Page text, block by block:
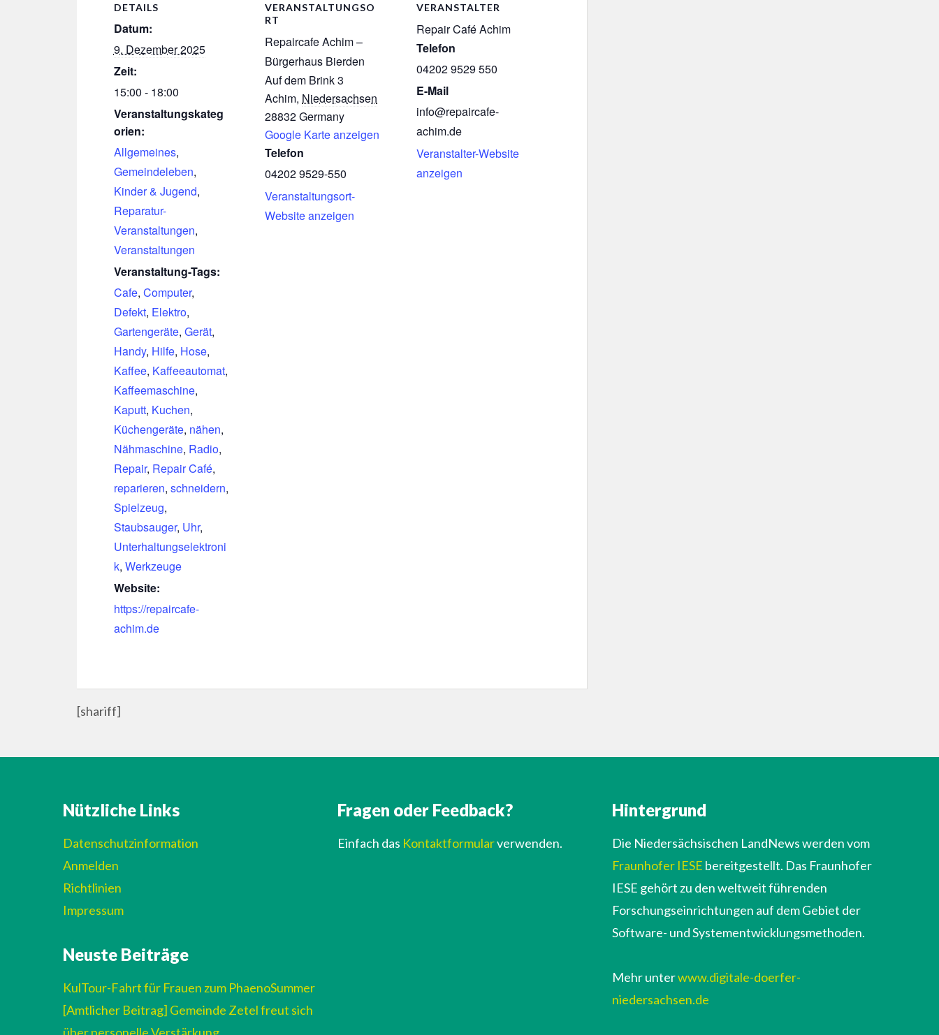
DETAILS
Datum:
9. Dezember 2025
Zeit:
15:00 - 18:00
Veranstaltungskateg
orien:
Allgemeines,
Gemeindeleben,
Kinder & Jugend,
Reparatur-
Veranstaltungen,
Veranstaltungen
Veranstaltung-Tags:
Cafe, Computer,
Defekt, Elektro,
Gartengeräte, Gerät,
Handy, Hilfe, Hose,
Kaffee, Kaffeeautomat,
Kaffeemaschine,
Kaputt, Kuchen,
Küchengeräte, nähen,
Nähmaschine, Radio,
Repair, Repair Café,
reparieren, schneidern,
Spielzeug,
Staubsauger, Uhr,
Unterhaltungselektroni
k, Werkzeuge
Website:
https://repaircafe-
achim.de
VERANSTALTUNGSO
RT
Repaircafe Achim –
Bürgerhaus Bierden
Auf dem Brink 3
Achim, Niedersachsen
28832Germany
Google Karte anzeigen
Telefon
04202 9529-550
Veranstaltungsort-
Website anzeigen
VERANSTALTER
Repair Café Achim
Telefon
04202 9529 550
E-Mail
info@repaircafe-
achim.de
Veranstalter-Website
anzeigen
[shariff]
Nützliche Links
Datenschutzinformation
Anmelden
Richtlinien
Impressum
Neuste Beiträge
KulTour-Fahrt für Frauen zum PhaenoSummer
[Amtlicher Beitrag] Gemeinde Zetel freut sich
über personelle Verstärkung
Fragen oder Feedback?
Einfach das Kontaktformularverwenden.
Hintergrund
Die Niedersächsischen LandNews werden vom
Fraunhofer IESE bereitgestellt. Das Fraunhofer
IESE gehört zu den weltweit führenden
Forschungseinrichtungen auf dem Gebiet der
Software- und Systementwicklungsmethoden.
Mehr unterwww.digitale-doerfer-
niedersachsen.de